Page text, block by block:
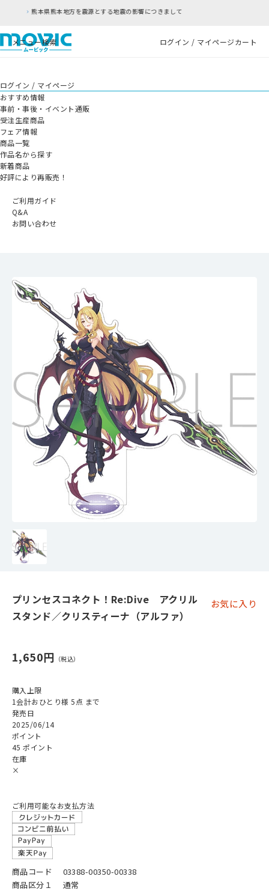
震の影響につきまして
メニュー検索 ログイン / マイページカート
ログイン / マイページ
おすすめ情報
事前・事後・イベント通販
受注生産商品
フェア情報
商品一覧
作品名から探す
新着商品
好評により再販売！
ご利用ガイド
Q&A
お問い合わせ
プリンセスコネクト！Re:Dive アクリル
スタンド／クリスティーナ（アルファ）
お気に入り
1,650円
購入上限
1会計おひとり様 5点 まで
発売日
2025/06/14
ポイント
45 ポイント
在庫
×
ご利用可能なお支払方法
商品コード
03388-00350-00338
商品区分１
通常